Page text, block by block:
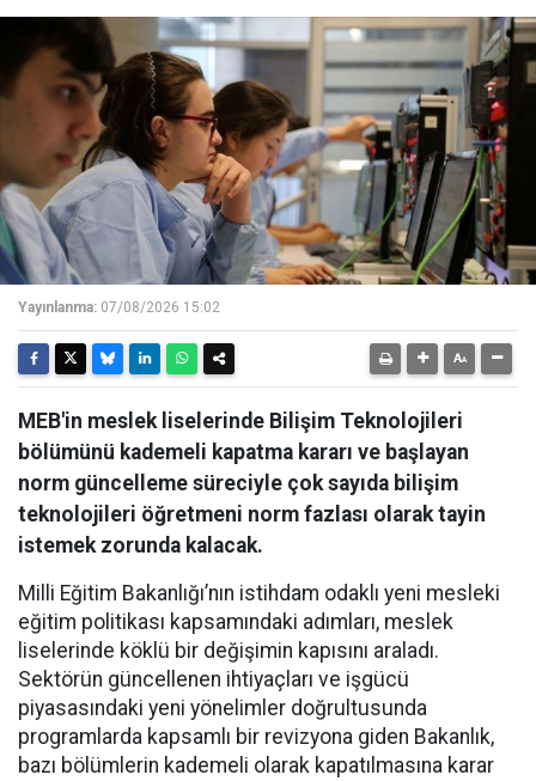
Yayınlanma: 07/08/2026 15:02
MEB'in meslek liselerinde Bilişim Teknolojileri
bölümünü kademeli kapatma kararı ve başlayan
norm güncelleme süreciyle çok sayıda bilişim
teknolojileri öğretmeni norm fazlası olarak tayin
istemek zorunda kalacak.
Milli Eğitim Bakanlığı’nın istihdam odaklı yeni mesleki
eğitim politikası kapsamındaki adımları, meslek
liselerinde köklü bir değişimin kapısını araladı.
Sektörün güncellenen ihtiyaçları ve işgücü
piyasasındaki yeni yönelimler doğrultusunda
programlarda kapsamlı bir revizyona giden Bakanlık,
bazı bölümlerin kademeli olarak kapatılmasına karar